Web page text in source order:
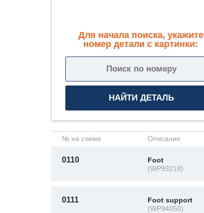
Для начала поиска, укажите
номер детали с картинки:
№ на схеме Описание
0110
Foot
(WP93218)
0111
Foot support
(WP94050)